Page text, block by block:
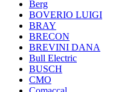
Berg
BOVERIO LUIGI
BRAY
BRECON
BREVINI DANA
Bull Electric
BUSCH
CMO